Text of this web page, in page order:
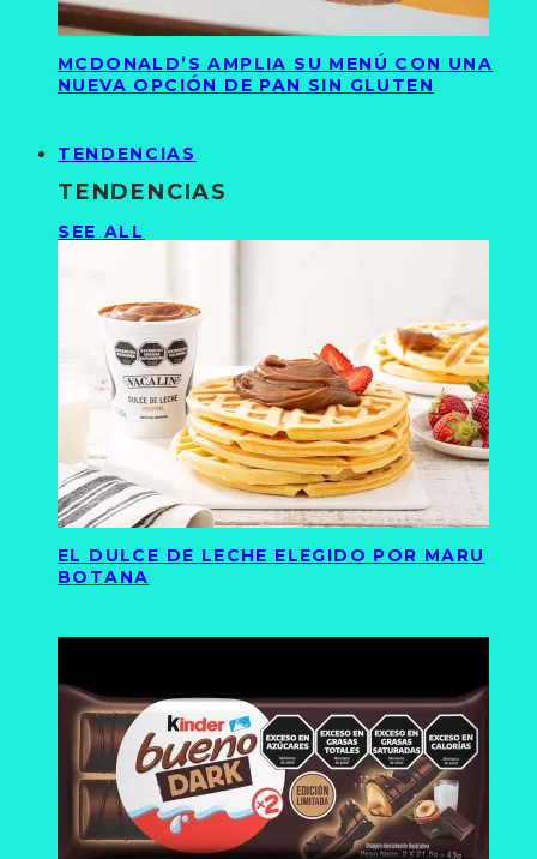
MCDONALD’S AMPLIA SU MENÚ CON UNA
NUEVA OPCIÓN DE PAN SIN GLUTEN
TENDENCIAS
TENDENCIAS
SEE ALL
EL DULCE DE LECHE ELEGIDO POR MARU
BOTANA